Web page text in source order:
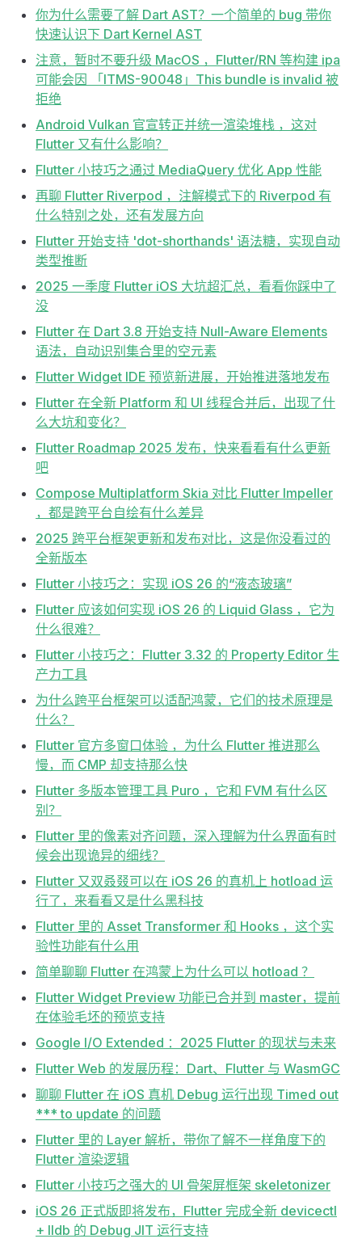
你为什么需要了解 Dart AST？一个简单的 bug 带你
快速认识下 Dart Kernel AST
注意，暂时不要升级 MacOS ，Flutter/RN 等构建 ipa
可能会因 「ITMS-90048」This bundle is invalid 被
拒绝
Android Vulkan 官宣转正并统一渲染堆栈 ，这对
Flutter 又有什么影响？
Flutter 小技巧之通过 MediaQuery 优化 App 性能
再聊 Flutter Riverpod ，注解模式下的 Riverpod 有
什么特别之处，还有发展方向
Flutter 开始支持 'dot-shorthands' 语法糖，实现自动
类型推断
2025 一季度 Flutter iOS 大坑超汇总，看看你踩中了
没
Flutter 在 Dart 3.8 开始支持 Null-Aware Elements
语法，自动识别集合里的空元素
Flutter Widget IDE 预览新进展，开始推进落地发布
Flutter 在全新 Platform 和 UI 线程合并后，出现了什
么大坑和变化？
Flutter Roadmap 2025 发布，快来看看有什么更新
吧
Compose Multiplatform Skia 对比 Flutter Impeller
，都是跨平台自绘有什么差异
2025 跨平台框架更新和发布对比，这是你没看过的
全新版本
Flutter 小技巧之：实现 iOS 26 的“液态玻璃”
Flutter 应该如何实现 iOS 26 的 Liquid Glass ，它为
什么很难？
Flutter 小技巧之：Flutter 3.32 的 Property Editor 生
产力工具
为什么跨平台框架可以适配鸿蒙，它们的技术原理是
什么？
Flutter 官方多窗口体验 ，为什么 Flutter 推进那么
慢，而 CMP 却支持那么快
Flutter 多版本管理工具 Puro ，它和 FVM 有什么区
别？
Flutter 里的像素对齐问题，深入理解为什么界面有时
候会出现诡异的细线？
Flutter 又双叒叕可以在 iOS 26 的真机上 hotload 运
行了，来看看又是什么黑科技
Flutter 里的 Asset Transformer 和 Hooks ，这个实
验性功能有什么用
简单聊聊 Flutter 在鸿蒙上为什么可以 hotload ？
Flutter Widget Preview 功能已合并到 master，提前
在体验毛坯的预览支持
Google I/O Extended ：2025 Flutter 的现状与未来
Flutter Web 的发展历程：Dart、Flutter 与 WasmGC
聊聊 Flutter 在 iOS 真机 Debug 运行出现 Timed out
*** to update 的问题
Flutter 里的 Layer 解析，带你了解不一样角度下的
Flutter 渲染逻辑
Flutter 小技巧之强大的 UI 骨架屏框架 skeletonizer
iOS 26 正式版即将发布，Flutter 完成全新 devicectl
+ lldb 的 Debug JIT 运行支持